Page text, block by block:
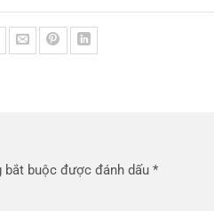
bắt buộc được đánh dấu *